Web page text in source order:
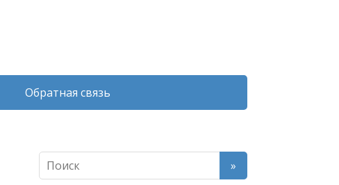
Обратная связь